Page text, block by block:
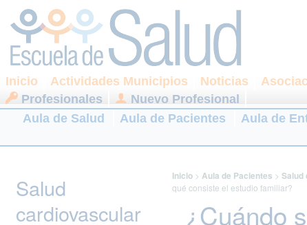
Inicio Actividades Municipios Noticias
Profesionales
Nuevo Profesional
Aula de Salud
Aula de Pacientes Aula de
Salud
cardiovascular
Inicio> Aula de Pacientes > Salud
qué consiste el estudio familiar?
¿Cuándo